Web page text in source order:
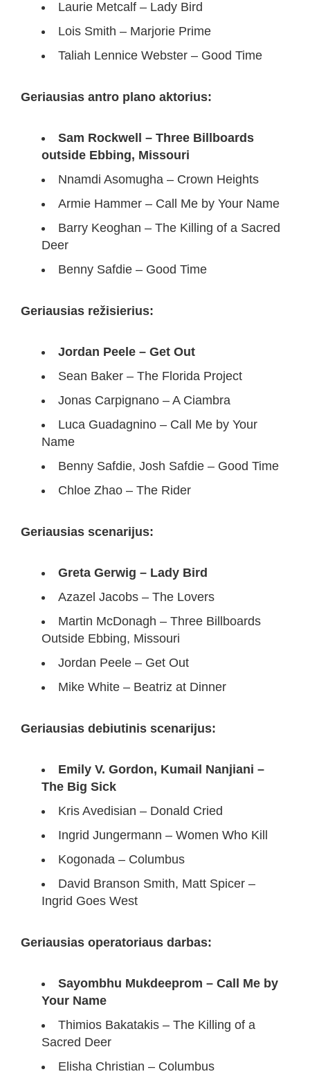
Laurie Metcalf – Lady Bird
Lois Smith – Marjorie Prime
Taliah Lennice Webster – Good Time
Geriausias antro plano aktorius:
Sam Rockwell – Three Billboards
outside Ebbing, Missouri
Nnamdi Asomugha – Crown Heights
Armie Hammer – Call Me by Your Name
Barry Keoghan – The Killing of a Sacred
Deer
Benny Safdie – Good Time
Geriausias režisierius:
Jordan Peele – Get Out
Sean Baker – The Florida Project
Jonas Carpignano – A Ciambra
Luca Guadagnino – Call Me by Your
Name
Benny Safdie, Josh Safdie – Good Time
Chloe Zhao – The Rider
Geriausias scenarijus:
Greta Gerwig – Lady Bird
Azazel Jacobs – The Lovers
Martin McDonagh – Three Billboards
Outside Ebbing, Missouri
Jordan Peele – Get Out
Mike White – Beatriz at Dinner
Geriausias debiutinis scenarijus:
Emily V. Gordon, Kumail Nanjiani –
The Big Sick
Kris Avedisian – Donald Cried
Ingrid Jungermann – Women Who Kill
Kogonada – Columbus
David Branson Smith, Matt Spicer –
Ingrid Goes West
Geriausias operatoriaus darbas:
Sayombhu Mukdeeprom – Call Me by
Your Name
Thimios Bakatakis – The Killing of a
Sacred Deer
Elisha Christian – Columbus